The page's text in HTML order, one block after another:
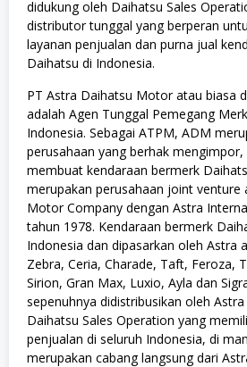
didukung oleh Daihatsu Sales
distributor tunggal yang berperan
layanan penjualan dan purna jual
Daihatsu di Indonesia.
PT Astra Daihatsu Motor atau biasa
adalah Agen Tunggal Pemegang
Indonesia. Sebagai ATPM, ADM
perusahaan yang berhak
membuat kendaraan bermerk
merupakan perusahaan joint venture
Motor Company dengan Astra
tahun 1978. Kendaraan bermerk
Indonesia dan dipasarkan oleh Astra
Zebra, Ceria, Charade, Taft, Feroza,
Sirion, Gran Max, Luxio, Ayla dan
sepenuhnya didistribusikan oleh
Daihatsu Sales Operation yang
penjualan di seluruh Indonesia, di
merupakan cabang langsung dari